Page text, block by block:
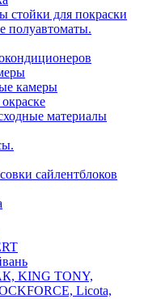
стойки для покраски
полуавтоматы.
камеры
материалы
сайлентблоков
KING TONY,
Licota,